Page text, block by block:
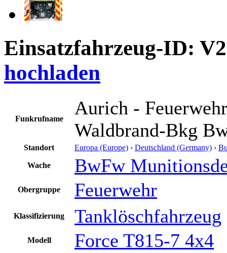
Einsatzfahrzeug-ID:
hochladen
Funkrufname
Aurich -
Waldbrand-Bkg
Standort Europa (Europe) › Deutschland (Germany) ›
Wache BwFw
Obergruppe Feuerwehr
Klassifizierung Tanklöschfahrzeug
Modell Force T815-7 4x4